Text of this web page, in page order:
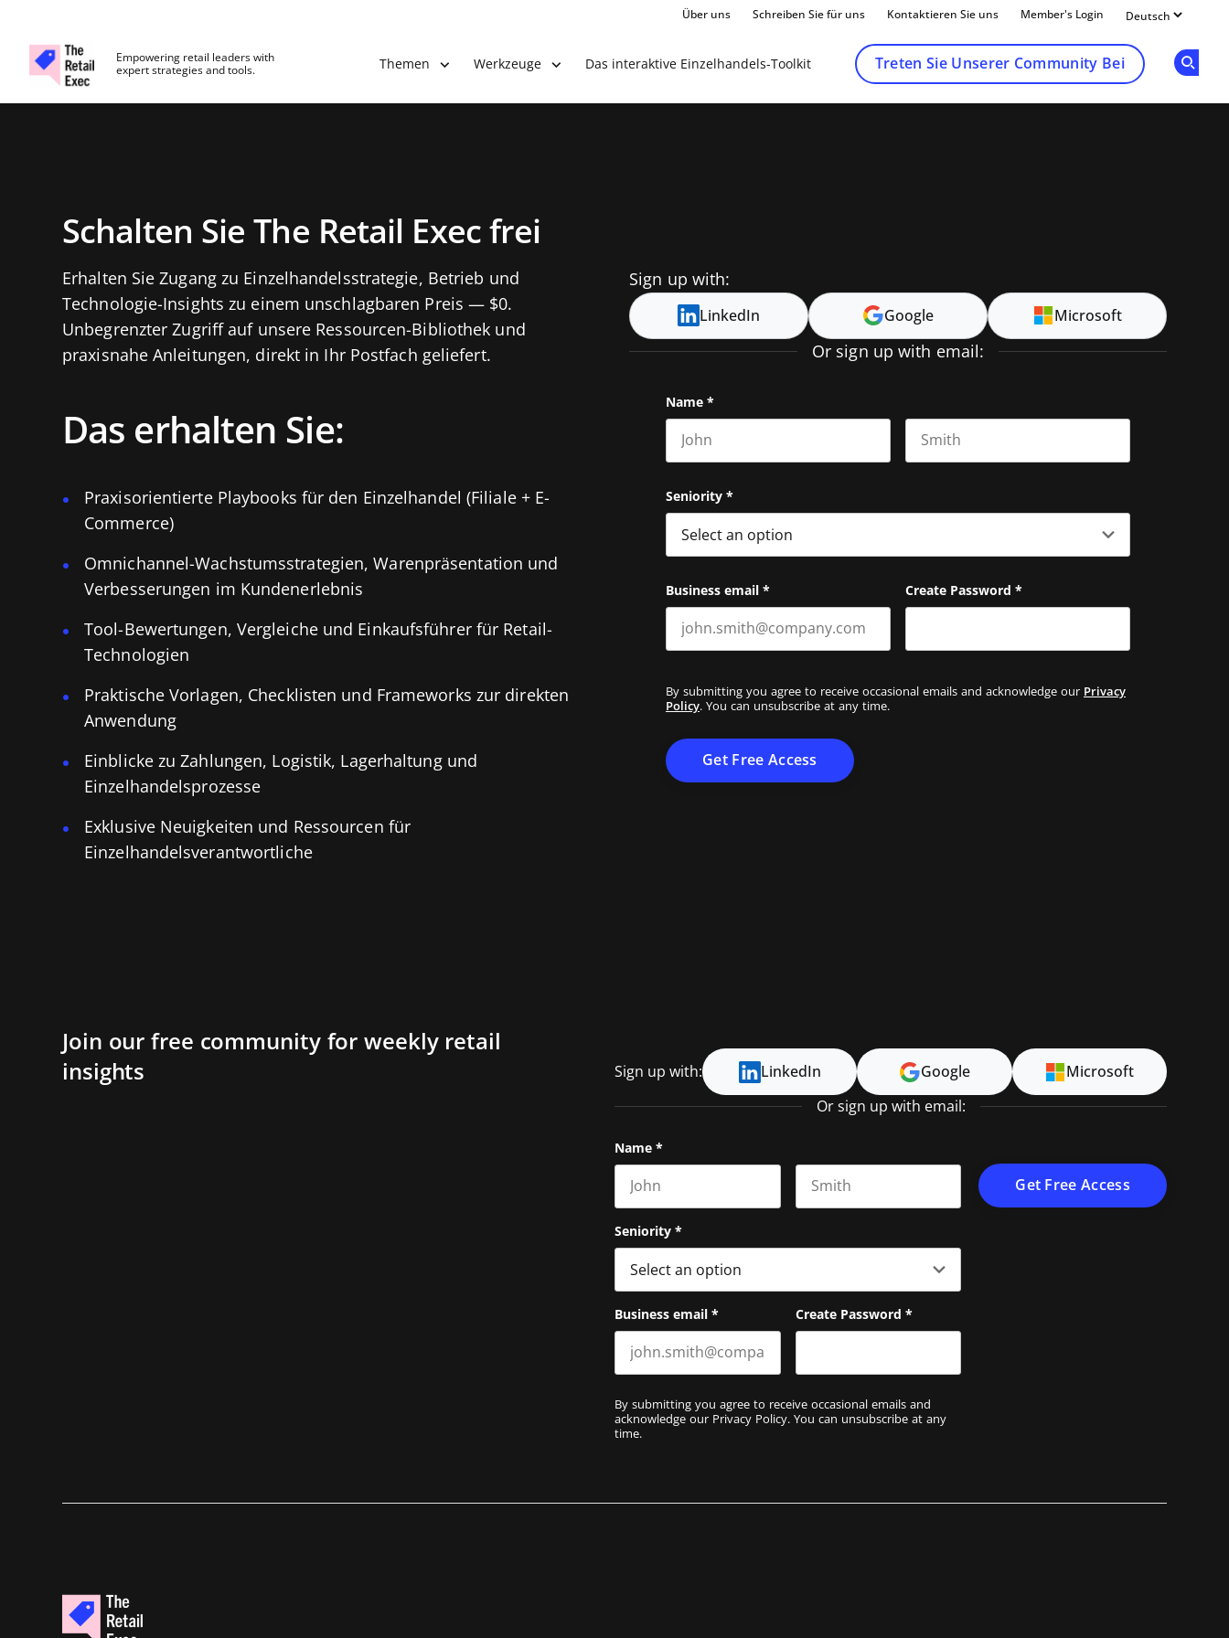
Über uns Schreiben Sie für uns Kontaktieren Sie uns Member's Login
Empowering retail leaders with
expert strategies and tools.
Themen Werkzeuge Das interaktive Einzelhandels-Toolkit Treten Sie Unserer Community Bei
Schalten Sie The Retail Exec frei
Erhalten Sie Zugang zu Einzelhandelsstrategie, Betrieb und
Technologie-Insights zu einem unschlagbaren Preis — $0.
Unbegrenzter Zugriff auf unsere Ressourcen-Bibliothek und
praxisnahe Anleitungen, direkt in Ihr Postfach geliefert.
Das erhalten Sie:
Praxisorientierte Playbooks für den Einzelhandel (Filiale + E-
Commerce)
Omnichannel-Wachstumsstrategien, Warenpräsentation und
Verbesserungen im Kundenerlebnis
Tool-Bewertungen, Vergleiche und Einkaufsführer für Retail-
Technologien
Praktische Vorlagen, Checklisten und Frameworks zur direkten
Anwendung
Einblicke zu Zahlungen, Logistik, Lagerhaltung und
Einzelhandelsprozesse
Exklusive Neuigkeiten und Ressourcen für
Einzelhandelsverantwortliche
Sign up with:
LinkedIn Google Microsoft
Or sign up with email:
Name *
Seniority *
Business email * Create Password *
By submitting you agree to receive occasional emails and acknowledge our Privacy
Policy. You can unsubscribe at any time.
Join our free community for weekly retail
insights
Sign up with: LinkedIn Google Microsoft
Or sign up with email:
Name *
Seniority *
Business email * Create Password *
By submitting you agree to receive occasional emails and
acknowledge our Privacy Policy. You can unsubscribe at any
time.